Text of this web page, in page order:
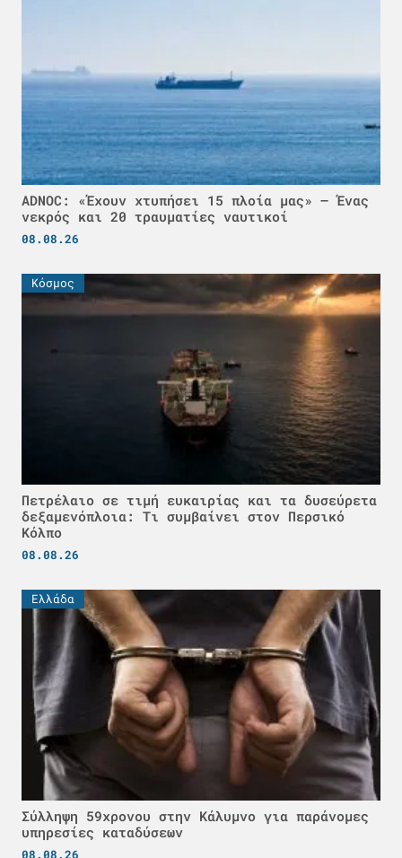
ADNOC: «Έχουν χτυπήσει 15 πλοία μας» – Ένας
νεκρός και 20 τραυματίες ναυτικοί
08.08.26
Κόσμος
Πετρέλαιο σε τιμή ευκαιρίας και τα δυσεύρετα
δεξαμενόπλοια: Τι συμβαίνει στον Περσικό
Κόλπο
08.08.26
Ελλάδα
Σύλληψη 59χρονου στην Κάλυμνο για παράνομες
υπηρεσίες καταδύσεων
08.08.26